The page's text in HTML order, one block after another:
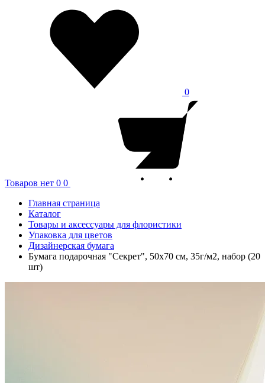
0
Товаров нет 0 0
Главная страница
Каталог
Товары и аксессуары для флористики
Упаковка для цветов
Дизайнерская бумага
Бумага подарочная "Секрет", 50x70 см, 35г/м2, набор (20
шт)